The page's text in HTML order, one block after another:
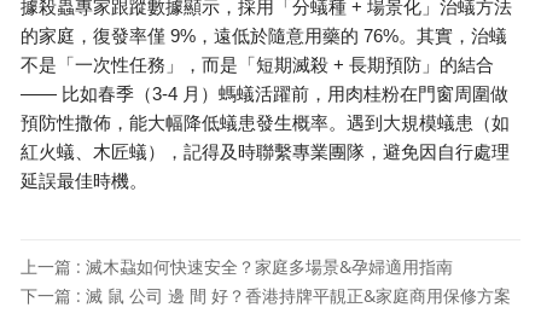
據殺蟲專家跟蹤數據顯示，採用「分蟻種 +場景化」治蟻方法
的家庭，復發率僅9% ，遠低於隨意用藥的76%。其實，治蟻
不是「一次性任務」，而是「短期滅殺+長期預防」的結合
—— 比如春季（3-4 月）螞蟻活躍前，用肉桂粉在門窗周圍做
預防性撒佈，能大幅降低蟻患發生概率。遇到大規模蟻患（如
紅火蟻、木匠蟻），記得及時聯繫專業團隊，避免因自行處理
延誤最佳時機。
上一篇 : 滅木蝨如何快速安全？家庭多場景&孕婦適用指南
下一篇 : 滅 鼠 公司 邊 間 好？香港持牌平靚正&家庭商用保修方案